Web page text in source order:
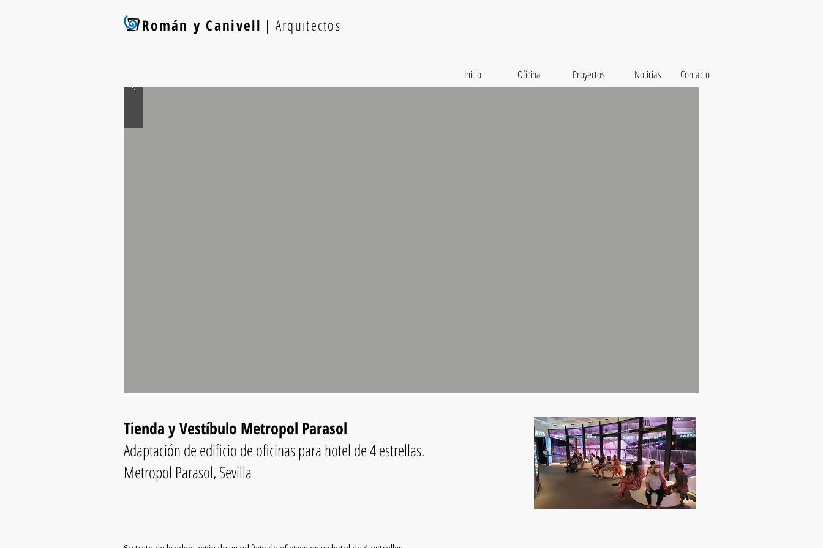
Román y Canivell | Arquitectos
Inicio Oficina Proyectos Noticias Contacto
Tienda y Vestíbulo Metropol Parasol
Adaptación de edificio de oficinas para hotel de 4 estrellas.
Metropol Parasol, Sevilla